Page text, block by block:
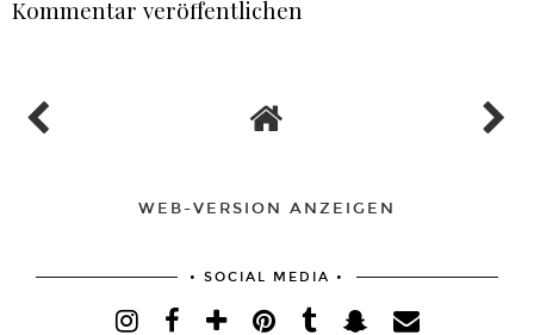
Kommentar veröffentlichen
WEB-VERSION ANZEIGEN
• SOCIAL MEDIA •